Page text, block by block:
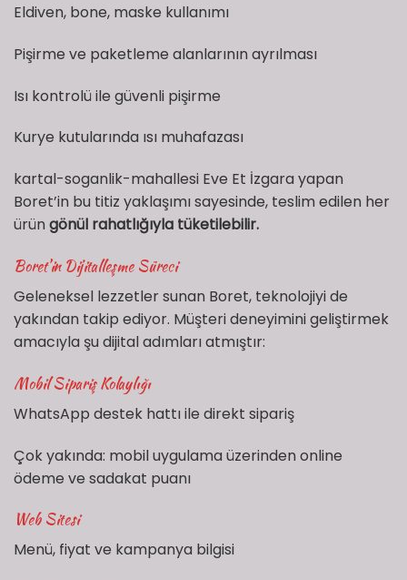
Eldiven, bone, maske kullanımı
Pişirme ve paketleme alanlarının ayrılması
Isı kontrolü ile güvenli pişirme
Kurye kutularında ısı muhafazası
kartal-soganlik-mahallesi Eve Et İzgara yapan
Boret’in bu titiz yaklaşımı sayesinde, teslim edilen her
ürün gönül rahatlığıyla tüketilebilir.
Boret’in Dijitalleşme Süreci
Geleneksel lezzetler sunan Boret, teknolojiyi de
yakından takip ediyor. Müşteri deneyimini geliştirmek
amacıyla şu dijital adımları atmıştır:
Mobil Sipariş Kolaylığı
WhatsApp destek hattı ile direkt sipariş
Çok yakında: mobil uygulama üzerinden online
ödeme ve sadakat puanı
Web Sitesi
Menü, fiyat ve kampanya bilgisi